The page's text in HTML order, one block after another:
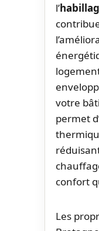
l’
votre
permet
confort
Les